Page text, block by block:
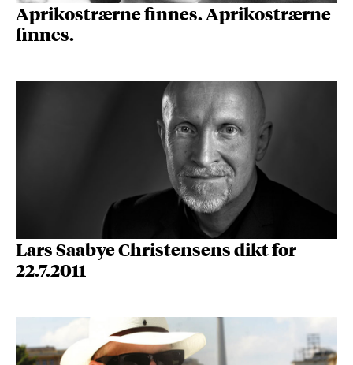
Aprikostrærne finnes. Aprikostrærne
finnes.
Lars Saabye Christensens dikt for
22.7.2011